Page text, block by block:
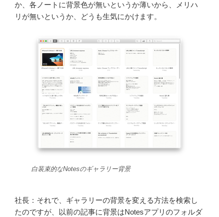
か、各ノートに背景色が無いというか薄いから、メリハ
リが無いというか、どうも生気にかけます。
白装束的なNotesのギャラリー背景
社長：それで、ギャラリーの背景を変える方法を検索し
たのですが、以前の記事に背景はNotesアプリのフォルダ